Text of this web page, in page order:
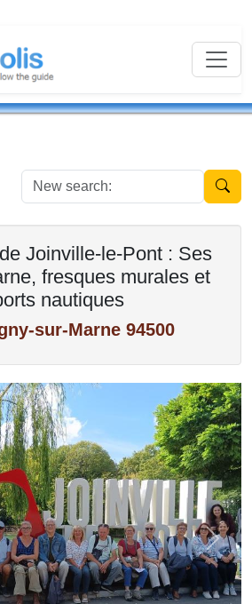
New
Joinville-le-Pont : Ses
fresques murales et
nautiques
sur-Marne 94500
Next